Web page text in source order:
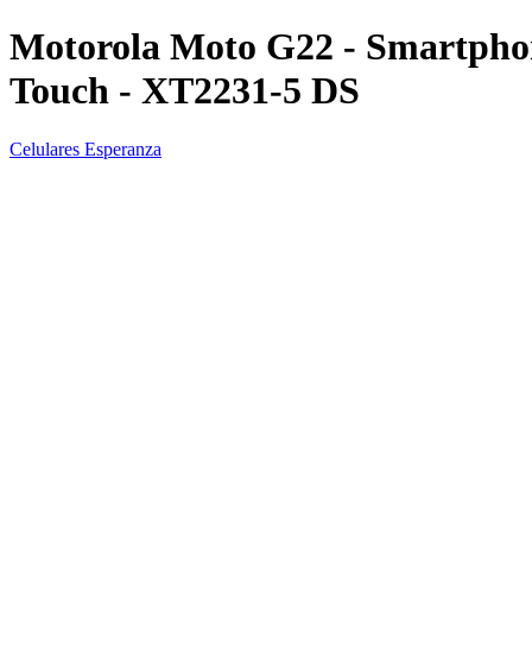
Motorola Moto G22 -
Touch - XT2231-5 DS
Celulares Esperanza